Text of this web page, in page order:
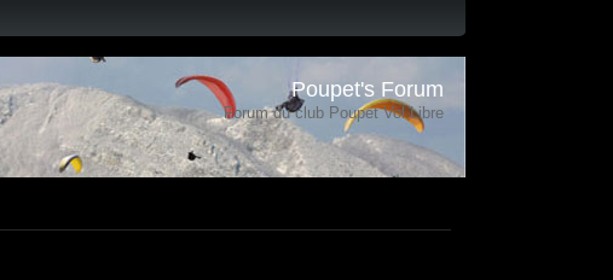
Poupet's Forum
Forum du club Poupet Vol Libre